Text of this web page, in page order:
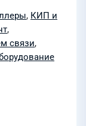
, КИП и
,
связи,